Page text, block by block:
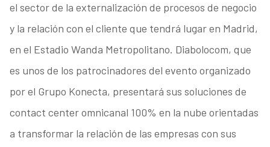
el sector de la externalización de procesos de negocio
y la relación con el cliente que tendrá lugar en Madrid,
en el Estadio Wanda Metropolitano. Diabolocom, que
es unos de los patrocinadores del evento organizado
por el Grupo Konecta, presentará sus soluciones de
contact center omnicanal 100% en la nube orientadas
a transformar la relación de las empresas con sus